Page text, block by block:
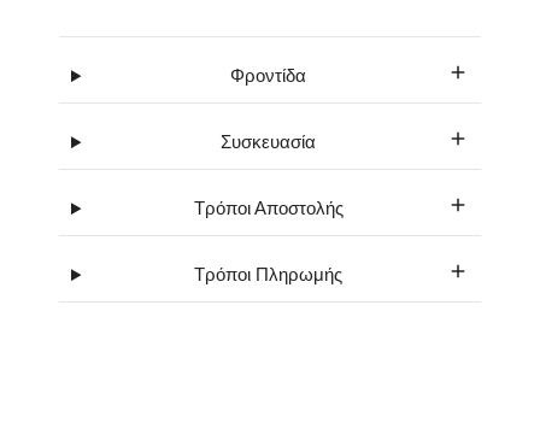
Φροντίδα
Συσκευασία
Τρόποι Αποστολής
Τρόποι Πληρωμής